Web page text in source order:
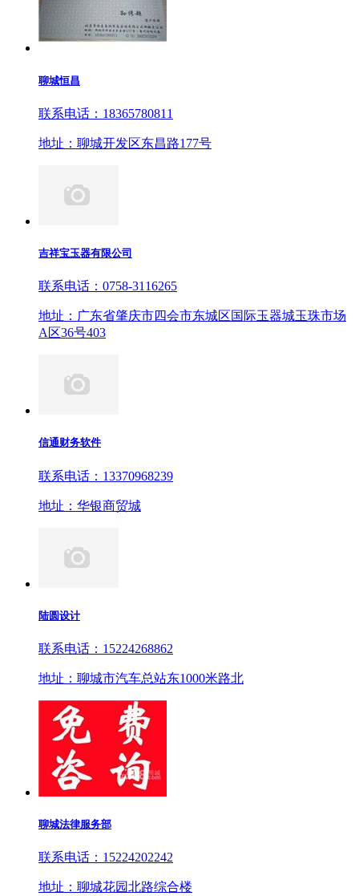
聊城恒昌
联系电话：18365780811
地址：聊城开发区东昌路177号
吉祥宝玉器有限公司
联系电话：0758-3116265
地址：广东省肇庆市四会市东城区国际玉器城玉珠市场
A区36号403
信通财务软件
联系电话：13370968239
地址：华银商贸城
陆圆设计
联系电话：15224268862
地址：聊城市汽车总站东1000米路北
聊城法律服务部
联系电话：15224202242
地址：聊城花园北路综合楼